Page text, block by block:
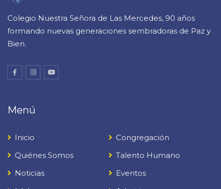
Colegio Nuestra Señora de Las Mercedes, 90 años
formando nuevas generaciones sembradoras de Paz y
Bien.
Menú
Inicio
Congregación
Quiénes Somos
Talento Humano
Noticias
Eventos